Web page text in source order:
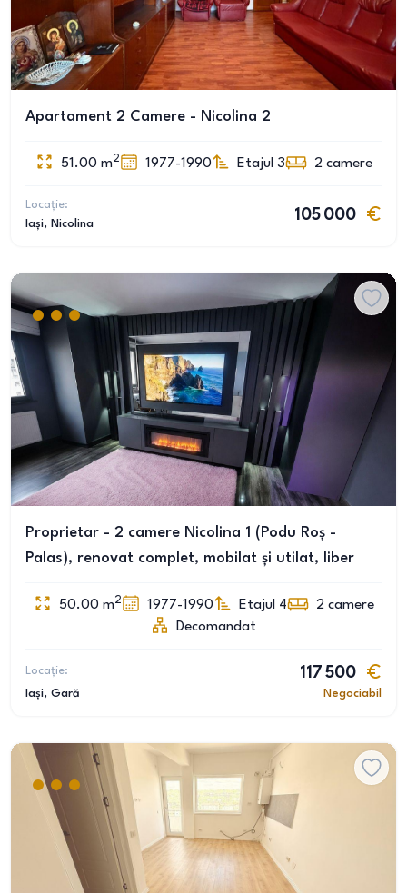
Apartament 2 Camere - Nicolina 2
51.00 m2 1977-1990 Etajul 3 2 camere
Locație:
Iași, Nicolina
105 000
Proprietar - 2 camere Nicolina 1 (Podu Roș -
Palas), renovat complet, mobilat și utilat, liber
50.00 m2 1977-1990 Etajul 4 2 camere
Decomandat
Locație:
Iași, Gară
117 500
Negociabil